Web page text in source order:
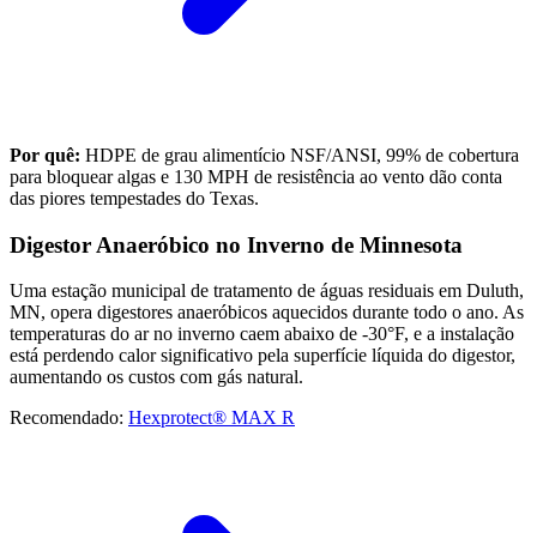
Por quê: HDPE de grau alimentício NSF/ANSI, 99% de cobertura
para bloquear algas e 130 MPH de resistência ao vento dão conta
das piores tempestades do Texas.
Digestor Anaeróbico no Inverno de Minnesota
Uma estação municipal de tratamento de águas residuais em Duluth,
MN, opera digestores anaeróbicos aquecidos durante todo o ano. As
temperaturas do ar no inverno caem abaixo de -30°F, e a instalação
está perdendo calor significativo pela superfície líquida do digestor,
aumentando os custos com gás natural.
Recomendado: Hexprotect® MAX R